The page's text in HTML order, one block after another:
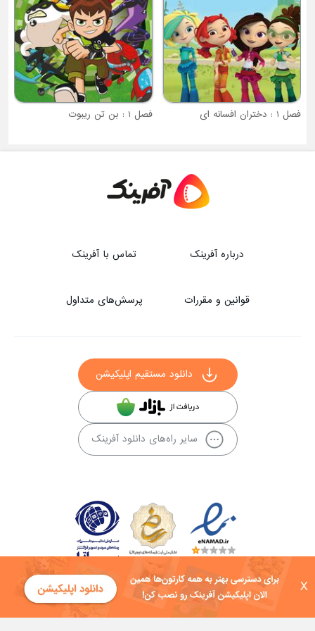
X
فصل 1 : دختران افسانه ای فصل 1 : بن تن ریبوت
درباره آفرینک تماس با آفرینک
قوانین و مقررات پرسش‌های متداول
دانلود مستقیم اپلیکیشن
سایر راه‌های دانلود آفرینک
کلیه حقوق این سایت به شرکت توسعه فناوی هفت آسمان توکان تعلق دارد و